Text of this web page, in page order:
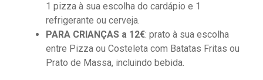
1 pizza à sua escolha do cardápio e 1
refrigerante ou cerveja.
PARA CRIANÇAS a 12€: prato à sua escolha
entre Pizza ou Costeleta com Batatas Fritas ou
Prato de Massa, incluindo bebida.